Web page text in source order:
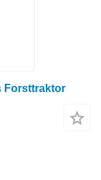
Forsttraktor